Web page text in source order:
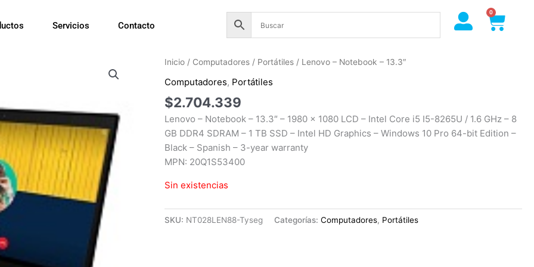
Servicios Contacto
0
Cart
Inicio / Computadores / Portátiles / Lenovo – Notebook – 13.3″
Computadores, Portátiles
$2.704.339
Lenovo – Notebook – 13.3″ – 1980 x 1080 LCD – Intel Core i5 I5-8265U / 1.6 GHz – 8
GB DDR4 SDRAM – 1 TB SSD – Intel HD Graphics – Windows 10 Pro 64-bit Edition –
Black – Spanish – 3-year warranty
MPN: 20Q1S53400
Sin existencias
SKU: NT028LEN88-Tyseg Categorías:Computadores, Portátiles